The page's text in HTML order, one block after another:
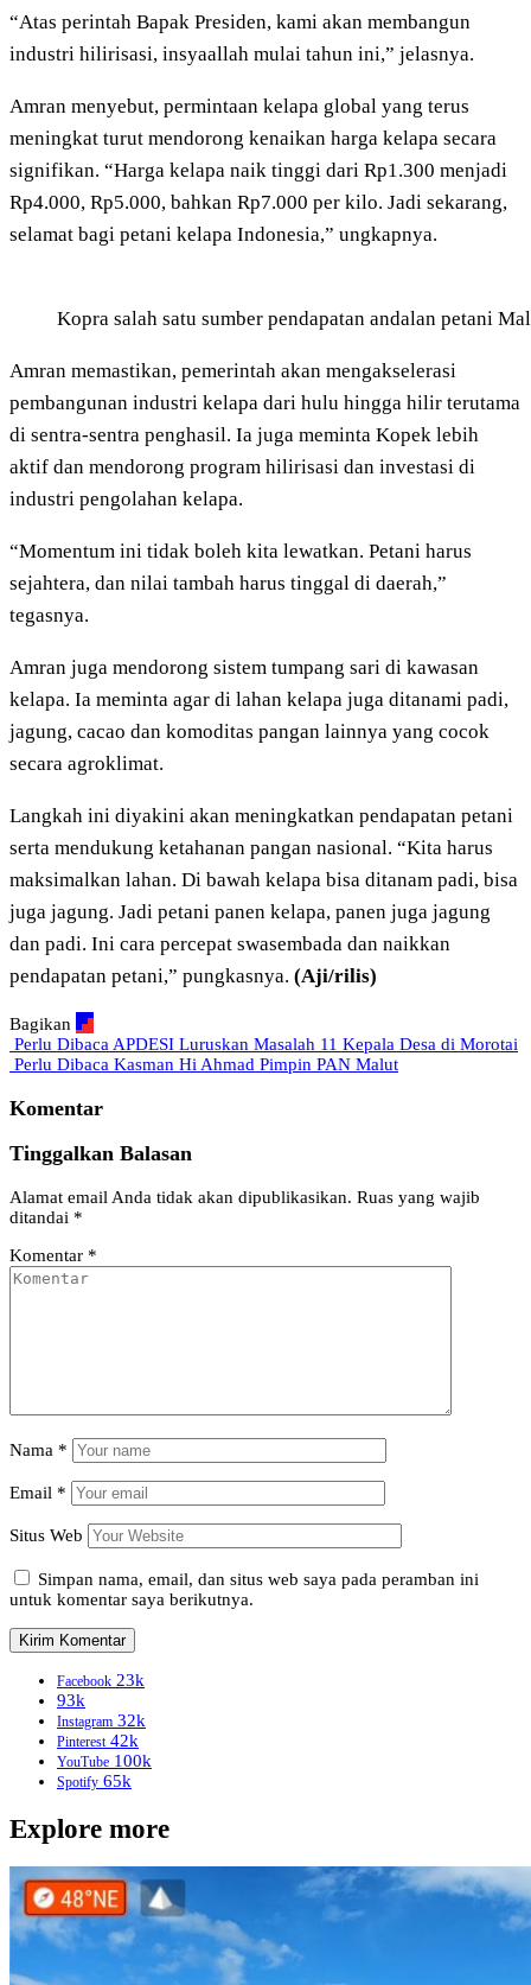
“Atas perintah Bapak Presiden, kami akan membangun
industri hilirisasi, insyaallah mulai tahun ini,” jelasnya.
Amran menyebut, permintaan kelapa global yang terus
meningkat turut mendorong kenaikan harga kelapa secara
signifikan. “Harga kelapa naik tinggi dari Rp1.300 menjadi
Rp4.000, Rp5.000, bahkan Rp7.000 per kilo. Jadi sekarang,
selamat bagi petani kelapa Indonesia,” ungkapnya.
Kopra salah satu sumber pendapatan andalan petani
Amran memastikan, pemerintah akan mengakselerasi
pembangunan industri kelapa dari hulu hingga hilir terutama
di sentra-sentra penghasil. Ia juga meminta Kopek lebih
aktif dan mendorong program hilirisasi dan investasi di
industri pengolahan kelapa.
“Momentum ini tidak boleh kita lewatkan. Petani harus
sejahtera, dan nilai tambah harus tinggal di daerah,”
tegasnya.
Amran juga mendorong sistem tumpang sari di kawasan
kelapa. Ia meminta agar di lahan kelapa juga ditanami padi,
jagung, cacao dan komoditas pangan lainnya yang cocok
secara agroklimat.
Langkah ini diyakini akan meningkatkan pendapatan petani
serta mendukung ketahanan pangan nasional. “Kita harus
maksimalkan lahan. Di bawah kelapa bisa ditanam padi, bisa
juga jagung. Jadi petani panen kelapa, panen juga jagung
dan padi. Ini cara percepat swasembada dan naikkan
pendapatan petani,” pungkasnya. (Aji/rilis)
Bagikan
Perlu Dibaca APDESI Luruskan Masalah 11 Kepala Desa di Morotai
Perlu Dibaca Kasman Hi Ahmad Pimpin PAN Malut
Komentar
Tinggalkan Balasan
Alamat email Anda tidak akan dipublikasikan. Ruas yang wajib
ditandai *
Komentar *
Nama *
Email *
Situs Web
Simpan nama, email, dan situs web saya pada peramban ini
untuk komentar saya berikutnya.
Facebook 23k
93k
Instagram 32k
Pinterest 42k
YouTube 100k
Spotify 65k
Explore more